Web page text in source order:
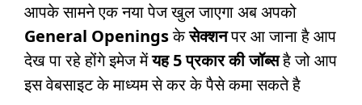
आपके सामने एक नया पेज खुल जाएगा अब अपको
General Openingsकेसेक्शनपर आ जाना है आप
देख पा रहे होंगे इमेज मेंयह 5 प्रकार की जॉब्सहै जो आप
इस वेबसाइट के माध्यम से कर के पैसे कमा सकते है